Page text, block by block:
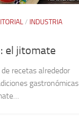
/ INDUSTRIA
el jitomate
recetas alrededor
gastronómicas